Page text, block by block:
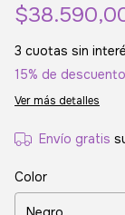
3 cuotas sin
15% de descuento
Ver más detalles
Envío gratis
Color